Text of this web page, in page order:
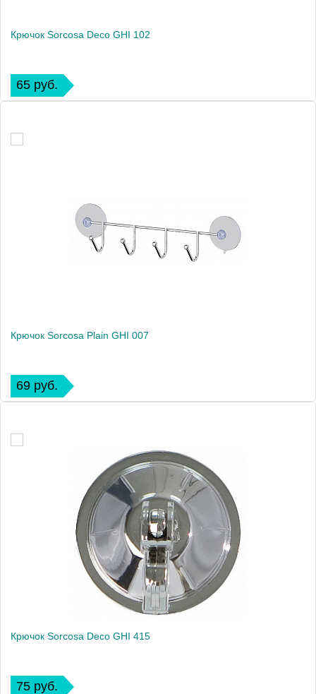
Крючок Sorcosa Deco GHI 102
65 руб.
Крючок Sorcosa Plain GHI 007
69 руб.
Крючок Sorcosa Deco GHI 415
75 руб.